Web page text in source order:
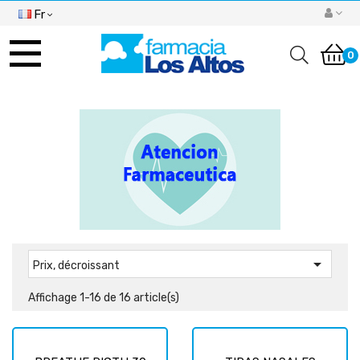
Fr
Basculer
navigation
0
Prix, décroissant 
Affichage 1-16 de 16 article(s)